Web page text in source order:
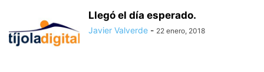
Llegó el día esperado.
Javier Valverde - 22 enero, 2018